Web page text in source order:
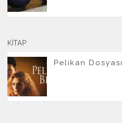
KITAP
Pelikan Dosyası